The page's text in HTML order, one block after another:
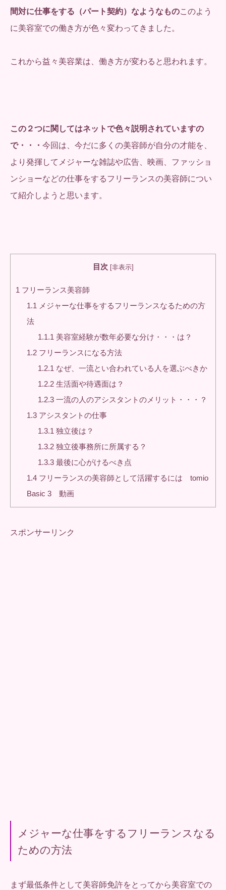
間対に仕事をする（パート契約）なようなものこのよう
に美容室での働き方が色々変わってきました。
これから益々美容業は、働き方が変わると思われます。
この２つに関してはネットで色々説明されていますの
で・・・ 今回は、今だに多くの美容師が自分の才能を、
より発揮してメジャーな雑誌や広告、映画、ファッショ
ンショーなどの仕事をするフリーランスの美容師につい
て紹介しようと思います。
目次 [非表示]
1 フリーランス美容師
1.1 メジャーな仕事をするフリーランスなるための方
法
1.1.1 美容室経験が数年必要な分け・・・は？
1.2 フリーランスになる方法
1.2.1 なぜ、一流とい合われている人を選ぶべきか
1.2.2 生活面や待遇面は？
1.2.3 一流の人のアシスタントのメリット・・・？
1.3 アシスタントの仕事
1.3.1 独立後は？
1.3.2 独立後事務所に所属する？
1.3.3 最後に心がけるべき点
1.4 フリーランスの美容師として活躍するには tomio
Basic 3 動画
スポンサーリンク
メジャーな仕事をするフリーランスなる
ための方法
まず最低条件として美容師免許をとってから美容室での